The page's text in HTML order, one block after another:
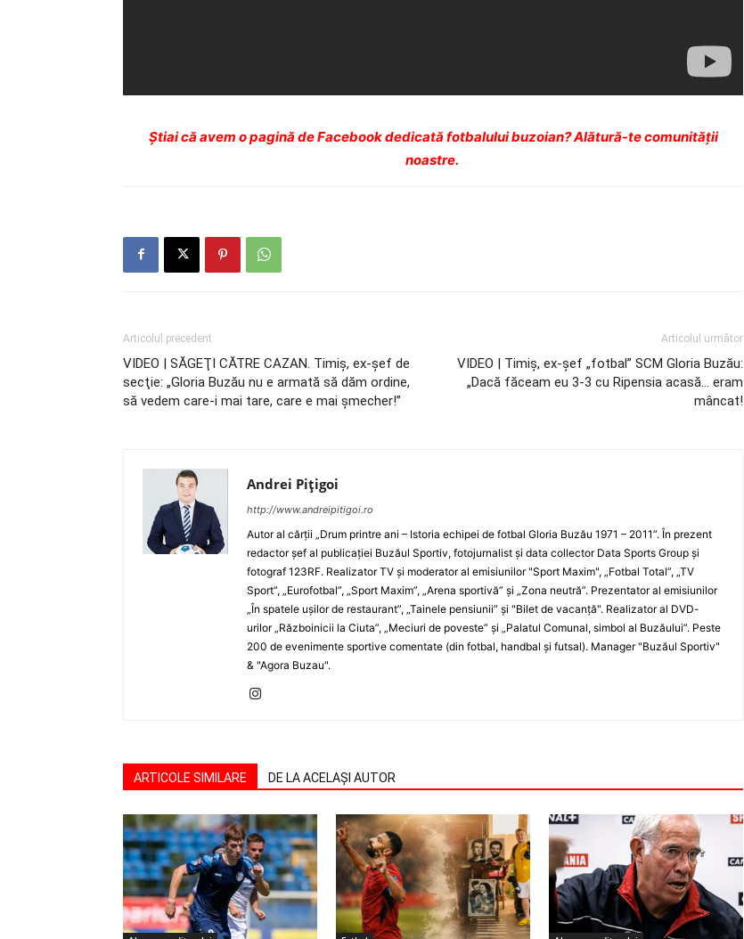
Ştiai că avem o pagină de Facebook dedicată fotbalului buzoian? Alătură-te comunității
noastre.
Articolul precedent
VIDEO | SĂGEŢI CĂTRE CAZAN. Timiş, ex-şef de
secţie: „Gloria Buzău nu e armată să dăm ordine,
să vedem care-i mai tare, care e mai şmecher!”
Articolul următor
VIDEO | Timiş, ex-şef „fotbal” SCM Gloria Buzău:
„Dacă făceam eu 3-3 cu Ripensia acasă… eram
mâncat!
Andrei Pițigoi
http://www.andreipitigoi.ro
Autor al cărţii „Drum printre ani – Istoria echipei de fotbal Gloria Buzău 1971 – 2011”. În prezent
redactor şef al publicaţiei Buzăul Sportiv, fotojurnalist şi data collector Data Sports Group şi
fotograf 123RF. Realizator TV şi moderator al emisiunilor "Sport Maxim", „Fotbal Total”, „TV
Sport”, „Eurofotbal”, „Sport Maxim”, „Arena sportivă” şi „Zona neutră”. Prezentator al emisiunilor
„În spatele uşilor de restaurant”, „Tainele pensiunii” şi "Bilet de vacanţă". Realizator al DVD-
urilor „Războinicii la Ciuta”, „Meciuri de poveste” şi „Palatul Comunal, simbol al Buzăului”. Peste
200 de evenimente sportive comentate (din fotbal, handbal şi futsal). Manager "Buzăul Sportiv"
& "Agora Buzau".
ARTICOLE SIMILARE DE LA ACELAȘI AUTOR